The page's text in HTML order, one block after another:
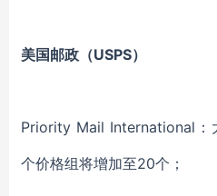
美国邮政（USPS）
Priority Mail International：
个价格组将增加至20个；